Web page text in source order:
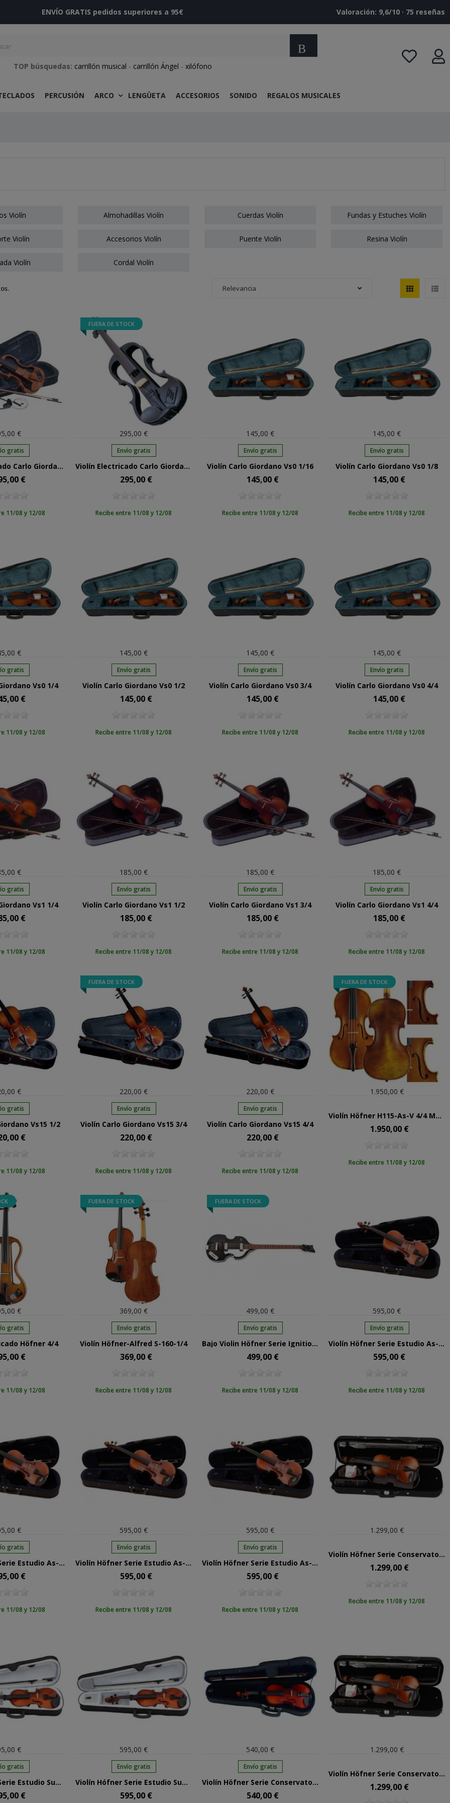
ENVÍO GRATIS pedidos superiores a 95€ Valoración: 9,6/10 · ‎75 reseñas
Buscar
TOP búsquedas: carrillón musical - carrillón Ángel - xilófono
PERCUSIÓN ARCO LENGÜETA ACCESORIOS SONIDO REGALOS MUSICALES
Violín Almohadillas Violín Cuerdas Violín Fundas y Estuches Violín
Violín Accesorios Violín Puente Violín Resina Violín
Violín Cordal Violín
Relevancia
€
gratis
Violín Electrificado Carlo Giordano Cv201E De 4/4
€
11/08 y 12/08
FUERA DE STOCK
295,00 €
Envío gratis
Violín Electrificado Carlo Giordano Ev202 4/4 Negro
Precio
295,00 €
Recibe entre 11/08 y 12/08
145,00 €
Envío gratis
Violín Carlo Giordano Vs0 1/16
Precio
145,00 €
Recibe entre 11/08 y 12/08
145,00 €
Envío gratis
Violín Carlo Giordano Vs0 1/8
Precio
145,00 €
Recibe entre 11/08 y 12/08
€
gratis
Vs0 1/4
€
11/08 y 12/08
145,00 €
Envío gratis
Violín Carlo Giordano Vs0 1/2
Precio
145,00 €
Recibe entre 11/08 y 12/08
145,00 €
Envío gratis
Violín Carlo Giordano Vs0 3/4
Precio
145,00 €
Recibe entre 11/08 y 12/08
145,00 €
Envío gratis
Violín Carlo Giordano Vs0 4/4
Precio
145,00 €
Recibe entre 11/08 y 12/08
€
gratis
Vs1 1/4
€
11/08 y 12/08
185,00 €
Envío gratis
Violín Carlo Giordano Vs1 1/2
Precio
185,00 €
Recibe entre 11/08 y 12/08
185,00 €
Envío gratis
Violín Carlo Giordano Vs1 3/4
Precio
185,00 €
Recibe entre 11/08 y 12/08
185,00 €
Envío gratis
Violín Carlo Giordano Vs1 4/4
Precio
185,00 €
Recibe entre 11/08 y 12/08
€
gratis
Vs15 1/2
€
11/08 y 12/08
FUERA DE STOCK
220,00 €
Envío gratis
Violín Carlo Giordano Vs15 3/4
Precio
220,00 €
Recibe entre 11/08 y 12/08
220,00 €
Envío gratis
Violín Carlo Giordano Vs15 4/4
Precio
220,00 €
Recibe entre 11/08 y 12/08
FUERA DE STOCK
1.950,00 €
Violín Höfner H115-As-V 4/4 Modelo Stradivari
Precio
1.950,00 €
Recibe entre 11/08 y 12/08
€
gratis
Höfner 4/4
€
11/08 y 12/08
FUERA DE STOCK
369,00 €
Envío gratis
Violín Höfner-Alfred S-160-1/4
Precio
369,00 €
Recibe entre 11/08 y 12/08
FUERA DE STOCK
499,00 €
Envío gratis
Bajo Violin Höfner Serie Ignition Special Edition Negro Translúcido
Precio
499,00 €
Recibe entre 11/08 y 12/08
595,00 €
Envío gratis
Violín Höfner Serie Estudio As-170 1/2
Precio
595,00 €
Recibe entre 11/08 y 12/08
€
gratis
Violín Höfner Serie Estudio As-170 1/4
€
11/08 y 12/08
595,00 €
Envío gratis
Violín Höfner Serie Estudio As-170 3/4
Precio
595,00 €
Recibe entre 11/08 y 12/08
595,00 €
Envío gratis
Violín Höfner Serie Estudio As-170 4/4
Precio
595,00 €
Recibe entre 11/08 y 12/08
1.299,00 €
Violín Höfner Serie Conservatorio 3/4 H9V34
Precio
1.299,00 €
Recibe entre 11/08 y 12/08
€
gratis
Violín Hófner Serie Estudio Superior As-190 3/4
€
595,00 €
Envío gratis
Violín Hófner Serie Estudio Superior As-190 4/4
Precio
595,00 €
540,00 €
Envío gratis
Violín Höfner Serie Conservatorio 3/4 H7V34
Precio
540,00 €
1.299,00 €
Violín Höfner Serie Conservatorio 4/4 H9V44
Precio
1.299,00 €